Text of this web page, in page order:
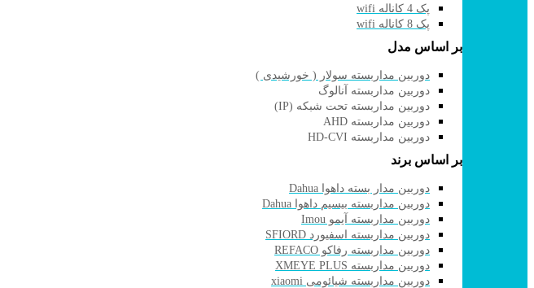
پک 4 کاناله wifi
پک 8 کاناله wifi
بر اساس مدل
دوربین مداربسته سولار ( خورشیدی )
دوربین مداربسته آنالوگ
دوربین مداربسته تحت شبکه (IP)
دوربین مداربسته AHD
دوربین مداربسته HD-CVI
بر اساس برند
دوربین مدار بسته داهوا Dahua
دوربین مداربسته بیسیم داهوا Dahua
دوربین مداربسته آیمو Imou
دوربین مداربسته اسفیورد SFIORD
دوربین مداربسته رفاکو REFACO
دوربین مداربسته XMEYE PLUS
دوربین مداربسته شیائومی xiaomi